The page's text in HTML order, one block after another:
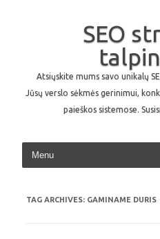
SEO
Atsiųskite mums savo unikalų
Jūsų verslo sėkmės gerinimui,
paieškos sistemose.
TAG ARCHIVES: GAMINAME DURIS